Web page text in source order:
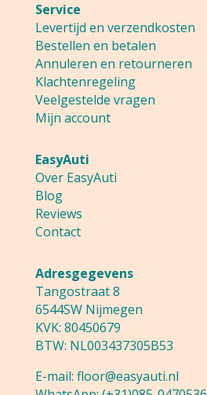
Service
Levertijd en verzendkosten
Bestellen en betalen
Annuleren en retourneren
Klachtenregeling
Veelgestelde vragen
Mijn account
EasyAuti
Over EasyAuti
Blog
Reviews
Contact
Adresgegevens
Tangostraat 8
6544SW Nijmegen
KVK: 80450679
BTW: NL003437305B53
E-mail: floor@easyauti.nl